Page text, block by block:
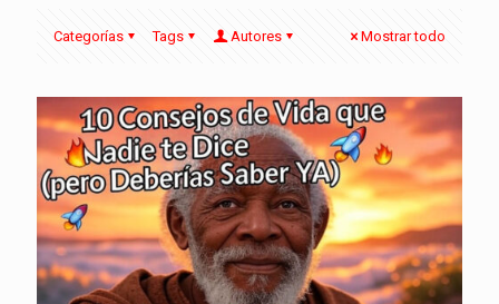
Categorías Tags Autores Mostrar todo